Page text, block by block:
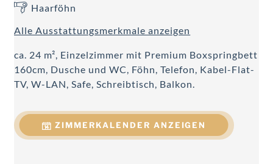
Haarföhn
Alle Ausstattungsmerkmale anzeigen
ca. 24 m², Einzelzimmer mit Premium Boxspringbett
160cm, Dusche und WC, Föhn, Telefon, Kabel-Flat-
TV, W-LAN, Safe, Schreibtisch, Balkon.
ZIMMERKALENDER ANZEIGEN